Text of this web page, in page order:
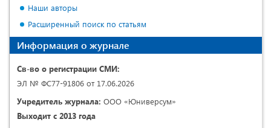
Наши авторы
Расширенный поиск по статьям
Информация о журнале
Св-во о регистрации СМИ:
ЭЛ № ФС77-91806 от 17.06.2026
Учредитель журнала: ООО «Юниверсум»
Выходит с 2013 года